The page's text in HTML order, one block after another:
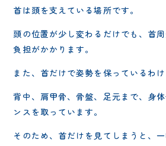
首は頭を支えている場所です。
頭の位置が少し変わるだけでも、首
負担がかかります。
また、首だけで姿勢を保っているわけ
背中、肩甲骨、骨盤、足元まで、身
ンスを取っています。
そのため、首だけを見てしまうと、